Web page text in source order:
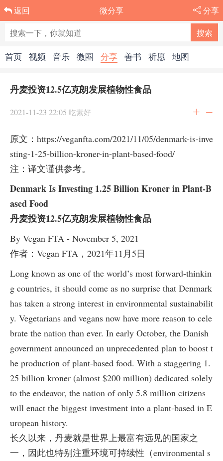
返回 微分享 分享
首页 视频 音乐 微圈 分享 善书 祈愿 地图
丹麦投资12.5亿克朗发展植物性食品
2021-11-23 22:05 吃素好
原文：https://veganfta.com/2021/11/05/denmark-is-inve
sting-1-25-billion-kroner-in-plant-based-food/
注：译文谨供参考。
Denmark Is Investing 1.25 Billion Kroner in Plant-B
ased Food
丹麦投资12.5亿克朗发展植物性食品
By Vegan FTA - November 5, 2021
作者：Vegan FTA，2021年11月5日
Long known as one of the world’s most forward-thinkin
g countries, it should come as no surprise that Denmark
has taken a strong interest in environmental sustainabilit
y. Vegetarians and vegans now have more reason to cele
brate the nation than ever. In early October, the Danish
government announced an unprecedented plan to boost t
he production of plant-based food. With a staggering 1.
25 billion kroner (almost $200 million) dedicated solely
to the endeavor, the nation of only 5.8 million citizens
will enact the biggest investment into a plant-based in E
uropean history.
长久以来，丹麦就是世界上最富有远见的国家之
一，因此也特别注重环境可持续性（environmental s